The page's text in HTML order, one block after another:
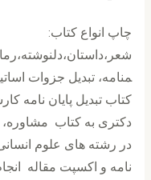
چاپ انواع کتاب:
منامه، تبدیل جزوات
کتاب تبدیل پایان نامه
دکتری به کتاب مشاوره،
در رشته های علوم
نامه و اکسپت مقاله